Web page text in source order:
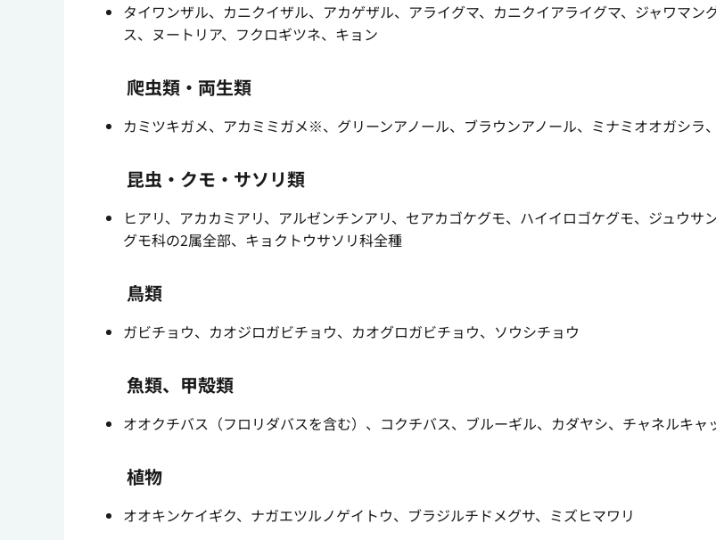
タイワンザル、カニクイザル、アカゲザル、アライグマ、カニクイアライグマ、ジャワマ
ス、ヌートリア、フクロギツネ、キョン
爬虫類・両生類
カミツキガメ、アカミミガメ※、グリーンアノール、ブラウンアノール、ミナミオオガシラ
昆虫・クモ・サソリ類
ヒアリ、アカカミアリ、アルゼンチンアリ、セアカゴケグモ、ハイイロゴケグモ、ジュウ
グモ科の2属全部、キョクトウサソリ科全種
鳥類
ガビチョウ、カオジロガビチョウ、カオグロガビチョウ、ソウシチョウ
魚類、甲殻類
オオクチバス（フロリダバスを含む）、コクチバス、ブルーギル、カダヤシ、チャネルキ
植物
オオキンケイギク、ナガエツルノゲイトウ、ブラジルチドメグサ、ミズヒマワリ